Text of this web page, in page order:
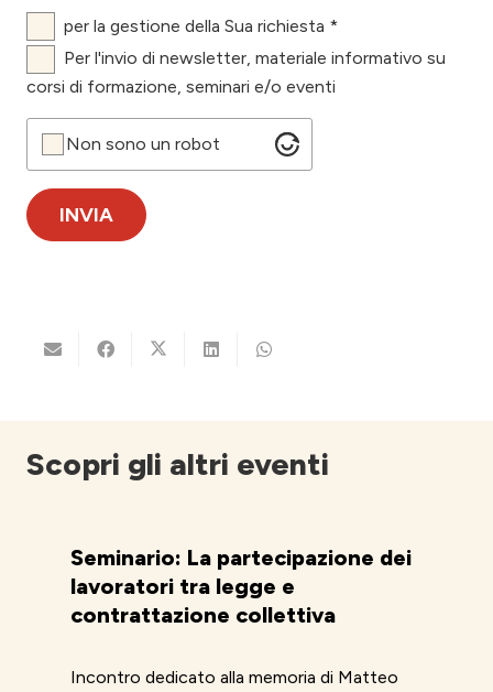
per la gestione della Sua richiesta *
Per l'invio di newsletter, materiale informativo su
corsi di formazione, seminari e/o eventi
Non sono un robot
Scopri gli altri eventi
Seminario: La partecipazione dei
lavoratori tra legge e
contrattazione collettiva
Incontro dedicato alla memoria di Matteo